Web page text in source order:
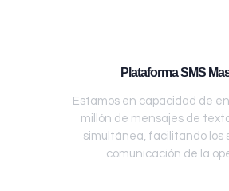
Plataforma SMS
Estamos en capacidad de
millón de mensajes de
simultánea, facilitando los
comunicación de la